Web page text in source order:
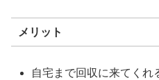
メリット
自宅まで回収に来てくれ